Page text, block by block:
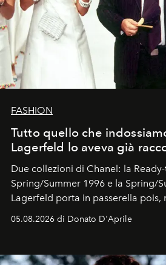
FASHION
Tutto quello che
Lagerfeld lo aveva già
Due collezioni di Chanel: la
Spring/Summer 1996 e la Spring/
Lagerfeld porta in passerella pois,
Kate, Claudia e Carla una dietro
uno dei documenti più
05.08.2026 di Donato D'Aprile